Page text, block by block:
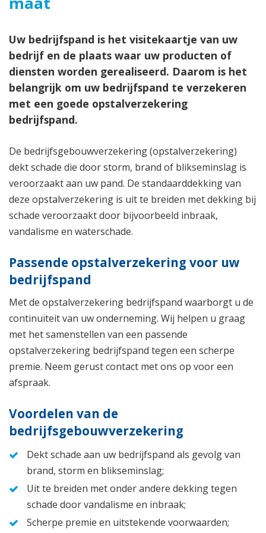
Uw bedrijfspand is het visitekaartje van uw
bedrijf en de plaats waar uw producten of
diensten worden gerealiseerd. Daarom is het
belangrijk om uw bedrijfspand te verzekeren
met een goede opstalverzekering
bedrijfspand.
De bedrijfsgebouwverzekering (opstalverzekering)
dekt schade die door storm, brand of blikseminslag is
veroorzaakt aan uw pand. De standaarddekking van
deze opstalverzekering is uit te breiden met dekking bij
schade veroorzaakt door bijvoorbeeld inbraak,
vandalisme en waterschade.
Passende opstalverzekering voor uw
bedrijfspand
Met de opstalverzekering bedrijfspand waarborgt u de
continuïteit van uw onderneming. Wij helpen u graag
met het samenstellen van een passende
opstalverzekering bedrijfspand tegen een scherpe
premie. Neem gerust contact met ons op voor een
afspraak.
Voordelen van de
bedrijfsgebouwverzekering
Dekt schade aan uw bedrijfspand als gevolg van
brand, storm en blikseminslag;
Uit te breiden met onder andere dekking tegen
schade door vandalisme en inbraak;
Scherpe premie en uitstekende voorwaarden;